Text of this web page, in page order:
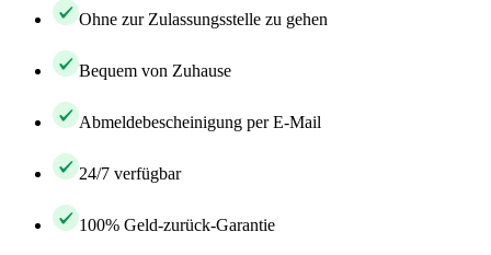
Ohne zur Zulassungsstelle zu gehen
Bequem von Zuhause
Abmeldebescheinigung per E-Mail
24/7 verfügbar
100% Geld-zurück-Garantie